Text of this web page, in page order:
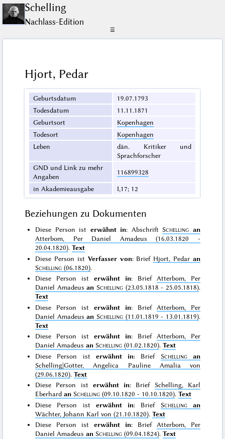
Schelling
Nachlass-Edition
☰
Hjort, Pedar
Geburtsdatum
19.07.1793
Todesdatum
11.11.1871
Geburtsort
Kopenhagen
Todesort
Kopenhagen
Leben
dän. Kritiker und
Sprachforscher
GND und Link zu mehr
Angaben
116899328
in Akademieausgabe I,17; 12
Beziehungen zu Dokumenten
Diese Person ist erwähnt in: AbschriftSchelling an
Atterbom, Per Daniel Amadeus (16.03.1820 -
20.04.1820).Text
Diese Person ist Verfasser von: Brief Hjort, Pedar an
Schelling (06.1820).
Diese Person isterwähnt in: Brief Atterbom, Per
Daniel Amadeusan Schelling (23.05.1818 - 25.05.1818).
Text
Diese Person isterwähnt in: Brief Atterbom, Per
Daniel Amadeusan Schelling (11.01.1819 - 13.01.1819).
Text
Diese Person isterwähnt in: Brief Atterbom, Per
Daniel Amadeusan Schelling (01.02.1820).Text
Diese Person ist erwähnt in: Brief Schelling
an
Schelling|Gotter, Angelica Pauline Amalia von
(29.06.1820).Text
Diese Person ist erwähnt in: Brief Schelling, Karl
Eberhardan Schelling (09.10.1820 - 10.10.1820).Text
Diese Person ist erwähnt in: Brief Schelling
an
Wächter, Johann Karl von (21.10.1820).Text
Diese Person isterwähnt in: Brief Atterbom, Per
Daniel Amadeusan Schelling (09.04.1824).Text